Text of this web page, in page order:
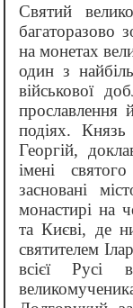
Святий
багаторазово
на монетах
один з
військової
прославлення
подіях.
Георгій,
імені
засновані
монастирі на
та Києві, де
святителем
всієї Русі